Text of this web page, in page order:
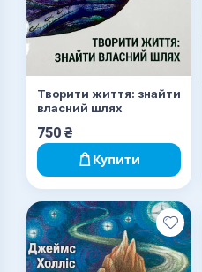
Творити життя: знайти
власний шлях
750 ₴
Купити